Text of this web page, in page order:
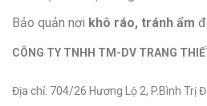
Bảo quản nơi khô ráo, tránh ẩm
CÔNG TY TNHH TM-DV TRANG
Địa chỉ: 704/26 Hương Lộ 2, P.Bình Trị